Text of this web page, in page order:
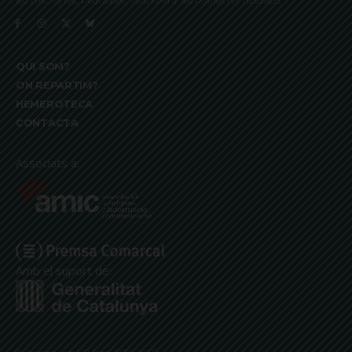
QUI SOM?
ON REPARTIM?
HEMEROTECA
CONTACTA
Associats a:
Amb el suport de: